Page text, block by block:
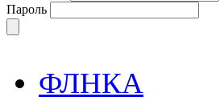
Пароль
ФЛНКА